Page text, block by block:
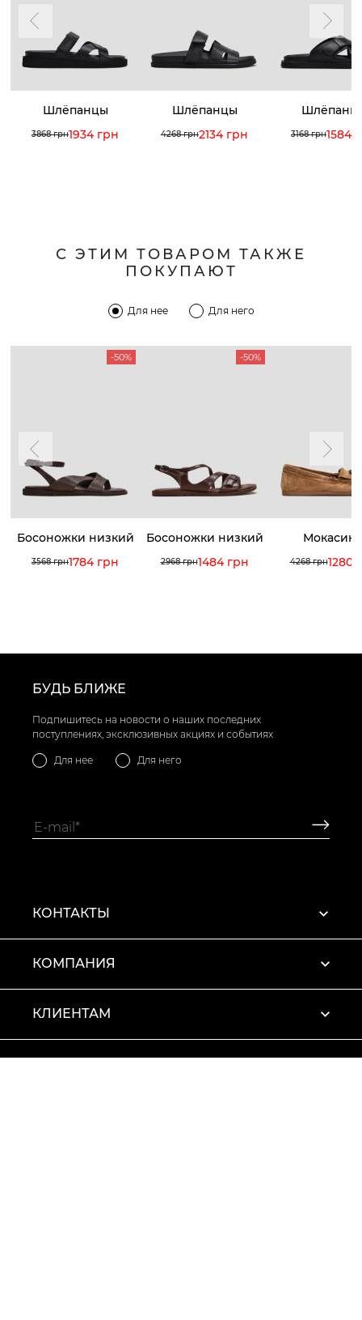
Шлёпанцы
3868 грн1934 грн
Шлёпанцы
4268 грн2134 грн 3168 грн1584
С ЭТИМ ТОВАРОМ ТАКЖЕ
ПОКУПАЮТ
Для нее Для него
-50%
Босоножки низкий
3568 грн1784 грн
-50%
Босоножки низкий
2968 грн1484 грн 4268 грн1280
БУДЬ БЛИЖЕ
Подпишитесь на новости о наших последних
поступлениях, эксклюзивных акциях и событиях
Для нее Для него
КОНТАКТЫ
КОМПАНИЯ
КЛИЕНТАМ